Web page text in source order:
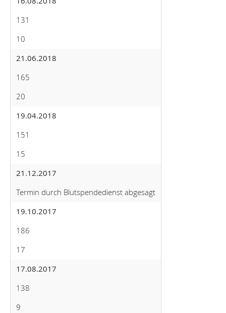
131
10
21.06.2018
165
20
19.04.2018
151
15
21.12.2017
Termin durch Blutspendedienst abgesagt
19.10.2017
186
17
17.08.2017
138
9